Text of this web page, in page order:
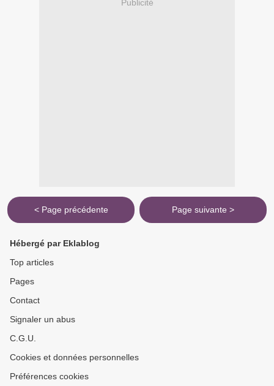
Publicité
< Page précédente Page suivante >
Hébergé par Eklablog
Top articles
Pages
Contact
Signaler un abus
C.G.U.
Cookies et données personnelles
Préférences cookies